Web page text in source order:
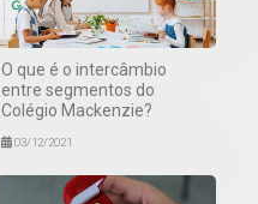
O que é o intercâmbio
entre segmentos do
Colégio Mackenzie?
03/12/2021